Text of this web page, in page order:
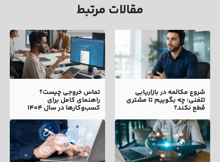
مقالات مرتبط
شروع مکالمه در بازاریابی
تلفنی: چه بگوییم تا مشتری
قطع نکند؟
تماس خروجی چیست؟
راهنمای کامل برای
کسب‌وکارها در سال ۱۴۰۴